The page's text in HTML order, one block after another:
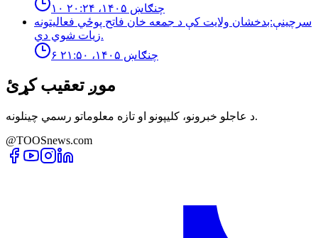
۱۰ چنګاښ ۱۴۰۵، ۲۰:۲۴
سرچینې:بدخشان ولایت کې د جمعه خان فاتح پوځي فعالیتونه
زیات شوي دي.
۶ چنګاښ ۱۴۰۵، ۲۱:۵۰
موږ تعقیب کړئ
د عاجلو خبرونو، کلیپونو او تازه معلوماتو رسمي چینلونه.
@TOOSnews.com